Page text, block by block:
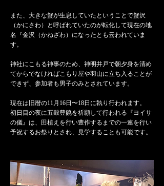
また、大きな蟹が生息していたということで蟹沢
（かにさわ）と呼ばれていたのが転化して現在の地
名『金沢（かねざわ）になったとも云われていま
す。
神社にこもる神事のため、神明井戸で朝夕身を清め
てからでなければこもり屋や羽山に立ち入ることが
できず、参加者も男子のみとされています。
現在は旧暦の11月16日〜18日に執り行われます。
​初日目の夜に五穀豊饒を祈願して行われる『ヨイサ
の儀』は、田植えを行い豊作するまでの一連を行い
予祝するお祭りとされ、見学することも可能です。